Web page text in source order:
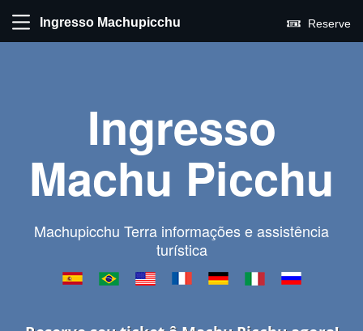
Ingresso Machupicchu Reserve
Ingresso
Machu Picchu
Machupicchu Terra informações e assistência
turística